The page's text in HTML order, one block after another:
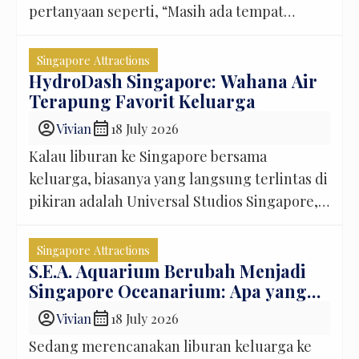
pertanyaan seperti, “Masih ada tempat
Caves?” Jawabannya, tentu ada. Bahkan,
jumlahnya cukup banyak. Di balik gedung-
gedung pencakar langit dan pusat
perbelanjaan yang selalu ramai, Kuala
Lumpur menyimpan banyak sudut menarik
yang belum banyak diketahui wisatawan. Ada
taman […]
Singapore Attractions
HydroDash Singapore: Wahana Air
Terapung Favorit Keluarga
account_circleViviancalendar_month18 July 2026
Kalau liburan ke Singapore bersama
keluarga, biasanya yang langsung terlintas di
pikiran adalah Universal Studios Singapore,
Padahal, ada satu tempat seru di Sentosa
yang sering bikin anak-anak susah diajak
pulang, yaitu HydroDash Singapore.
Bayangkan sebuah arena bermain raksasa
yang mengapung di atas laut. Anak-anak bisa
Singapore Attractions
S.E.A. Aquarium Berubah Menjadi
Singapore Oceanarium: Apa yang
Berubah?
account_circleViviancalendar_month18 July 2026
Sedang merencanakan liburan keluarga ke